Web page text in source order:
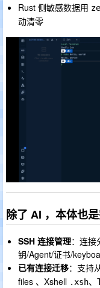
Rust 侧敏感数据用
动清零
除了 AI ，本体也
SSH 连接管理：连接
钥/Agent/证书/
已有连接迁移：支持
files 、Xshell .xsh、